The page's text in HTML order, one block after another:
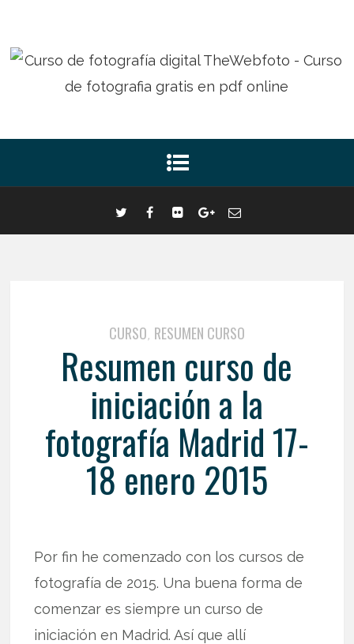
CURSO, RESUMEN CURSO
Resumen curso de
iniciación a la
fotografía Madrid 17-
18 enero 2015
Por fin he comenzado con los cursos de
fotografía de 2015. Una buena forma de
comenzar es siempre un curso de
iniciación en Madrid. Así que allí